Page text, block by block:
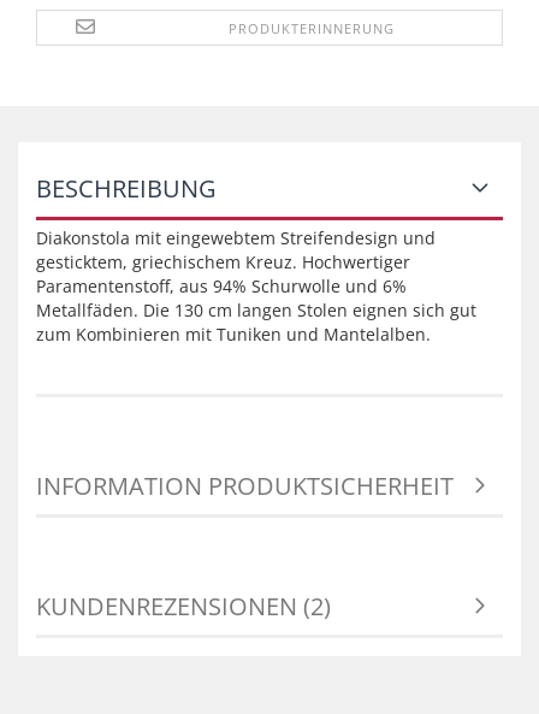
PRODUKTERINNERUNG
BESCHREIBUNG
Diakonstola mit eingewebtem Streifendesign und
gesticktem, griechischem Kreuz. Hochwertiger
Paramentenstoff, aus 94% Schurwolle und 6%
Metallfäden. Die 130 cm langen Stolen eignen sich gut
zum Kombinieren mit Tuniken und Mantelalben.
INFORMATION PRODUKTSICHERHEIT
KUNDENREZENSIONEN (2)